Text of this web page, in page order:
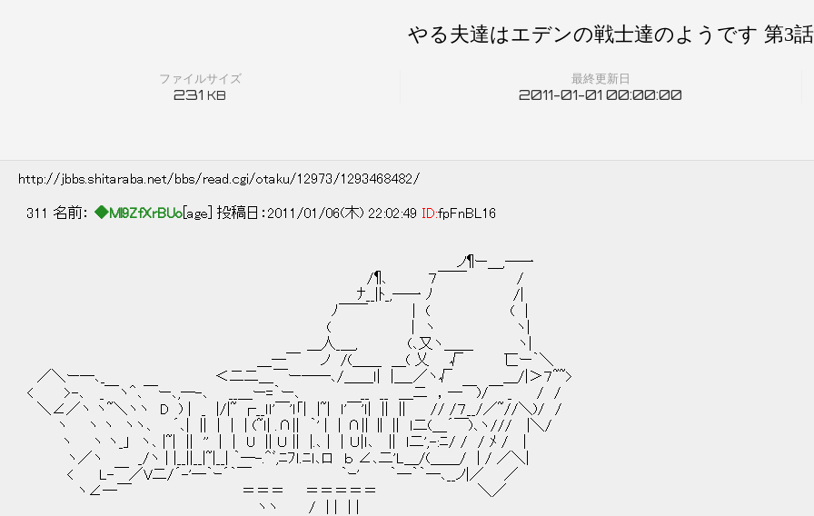
ファイルサイズ
231 KB
最終更新日
2011-01-01 00:00:00
やる夫達はエデンの戦士達のようです 第3話
http://jbbs.shitaraba.net/bbs/read.cgi/otaku/12973/1293468482/
311 名前： ◆Ml9ZfXrBUo [age] 投稿日：2011/01/06(木) 22:02:49 ID:fpFnBL16
ノ¶ー＿,―一
/¶､ ７￣￣ /
ﾅ__|ﾄ_,―一 ﾉ /|
ﾉ￣￣ | ( ( |
( | ヽ ヽ|
＿人_＿, (､又ヽ＿＿ ヽ|
＿―￣ ノ /(＿＿ ＿( 乂 √ 匸ー｀＼
／＼ー―､_ ＜二二＿￣ー――､/＿＿ｌ| |＿_／ヽ√ ＿/|＞７~~>
< >-､ _￣ヽ＾､￣ー､,―-､ __＿ー=｀ー､ __ __ ＿二 ，―￣)/￣ _ / /
＼∠／ヽ ヽ~＼ヽヽ D ) | _ |/|~ ┌__ｌｌ'￣'ｌ「| |~| ｌ'￣'ｌ| || || // /７__/／~//＼)/ /
ヽ ヽ ヽ ヽヽ､ ´､| || | | | (~ｌ| .∩|| ｀' | ｜∩|| ∥ || ｌ二(＿´￣)､ヽ/// |＼/
ヽ ヽ ヽ_」 ヽ､ |~| || '' | | U || Ｕ || |.､ | ｜Ｕ|ｌ､ || ｌ二',-:ﾆ/ / / ﾒ / |
ヽ／ヽ _/ヽ | |__||__|~|__| ｀―-.＾ﾞ,ﾆﾌｌ.ﾆｌ､ロ ｂ ∠､二'L＿/(＿＿/ | / ／＼|
< L-￣／V二/´-'―｀ｰ´｀￣ ｀ｰ' ｀―｀｀―､__ノ|／ ／
ヽ∠―￣ ＝＝＝ ＝＝＝＝＝ ＼／
ヽヽ / | | | |